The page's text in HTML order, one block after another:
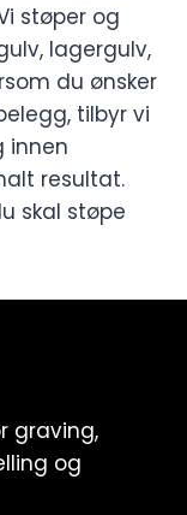
støper og
lagergulv,
du ønsker
tilbyr vi
innen
resultat.
skal støpe
graving,
og